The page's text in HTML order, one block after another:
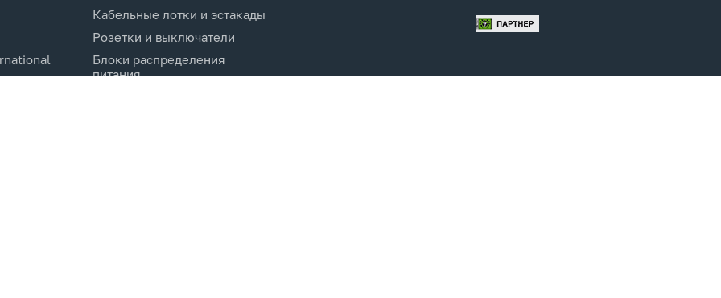
Кабельные лотки и эстакады
Розетки и выключатели
Блоки распределения
питания